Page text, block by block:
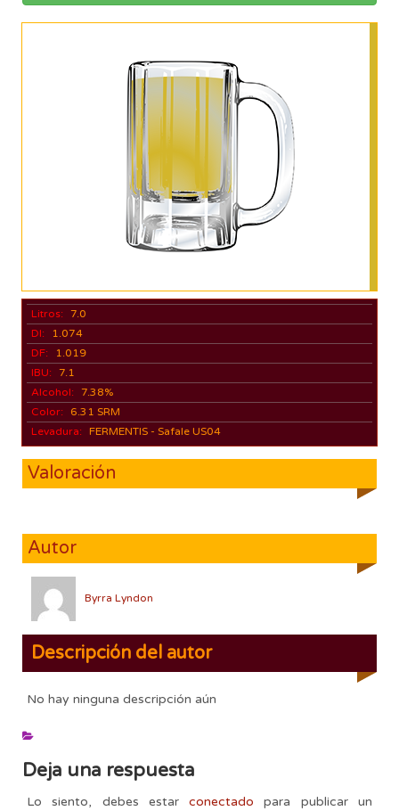
Litros: 7.0
DI:
1.074
DF:
1.019
IBU: 7.1
Alcohol: 7.38%
Color:
6.31 SRM
Levadura: FERMENTIS - Safale US04
Valoración
Autor
Byrra Lyndon
Descripción del autor
No hay ninguna descripción aún
Deja una respuesta
Lo siento, debes estarconectado para publicar un